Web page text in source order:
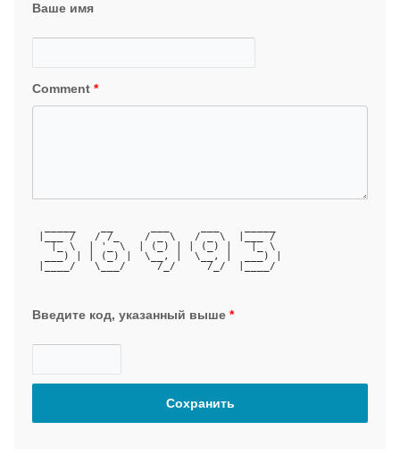
Ваше имя
Comment *
|___ /   / /_    / _ \   / _ \  |___ /
   |_ \  | '_ \  | (_) | | (_) |   |_ \
  ___) | | (_) |  \__, |  \__, |  ___) |
|____/   \___/     /_/     /_/  |____/
Введите код, указанный выше *